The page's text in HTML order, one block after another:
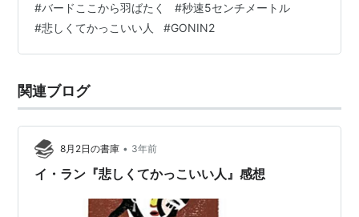
を買ってトンビに気をつけながら河原でランチ。福神漬
けが入ったカレーパン美味しい。外で食べる焼き立てパ
ンは最高。 でアンドレア・アーノルド監督「バード ここ
ァーザーのバグと暮らしている。子供への愛情は深いも
のの、まだ若く享楽的に生き…
#バードここから羽ばたく #秒速5センチメートル
#悲しくてかっこいい人 #GONIN2
関連ブログ
8月2日の書庫 • 3年前
イ・ラン『悲しくてかっこいい人』感想